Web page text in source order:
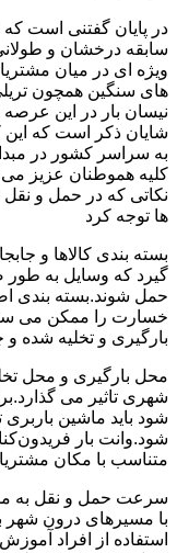
در پایان گفتنی است که
سابقه درخشان و
ویژه ای در میان
های سنگین همچون
نیسان بار در این
شایان ذکر است که این
به سراسر کشور در
کلیه هموطنان عزیز می
نکاتی که در حمل و
ها توجه کرد
بسته بندی کالاها و
گیرد که وسایل به طور
حمل شوند.بسته بندی
خسارت را ممکن می
بارگیری و تخلیه شده
محل بارگیری و محل
شهری تاثیر می
شود باید ماشین
شود.وانت بار
متناسب با مکان
سرعت حمل و نقل به
با مسیرهای درون شهر
استفاده از افراد